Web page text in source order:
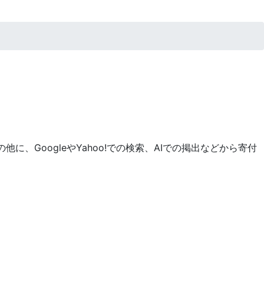
に、GoogleやYahoo!での検索、AIでの掲出などから寄付